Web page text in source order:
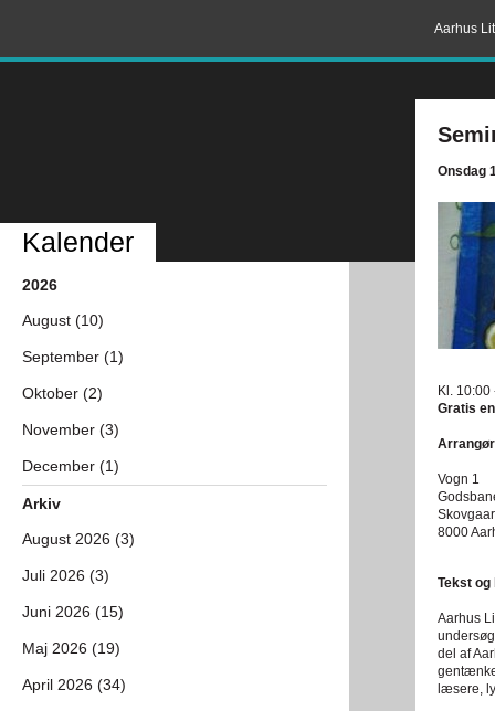
Aarhus
Onsdag
Kl. 10:00
Gratis
Vogn 1
8000
Tekst
Aarhus
del af
læsere,
Kalender
2026
August (10)
September (1)
Oktober (2)
November (3)
December (1)
Arkiv
August 2026 (3)
Juli 2026 (3)
Juni 2026 (15)
Maj 2026 (19)
April 2026 (34)